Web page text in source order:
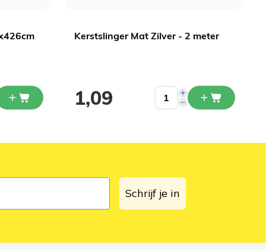
Kerstslinger Mat Zilver - 2 meter
1,09
Schrijf je in